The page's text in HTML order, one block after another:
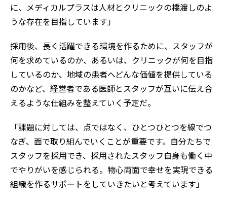
に、メディカルプラスは人材とクリニックの橋渡しのよ
うな存在を目指しています」
採用後、長く活躍できる環境を作るために、スタッフが
何を求めているのか、あるいは、クリニックが何を目指
しているのか、地域の患者へどんな価値を提供している
のかなど、経営者である医師とスタッフが互いに伝え合
えるような仕組みを整えていく予定だ。
「課題に対しては、点ではなく、ひとつひとつを線でつ
なぎ、面で取り組んでいくことが重要です。自分たちで
スタッフを採用でき、採用されたスタッフ自身も働く中
でやりがいを感じられる。物心両面で幸せを実現できる
組織を作るサポートをしていきたいと考えています」